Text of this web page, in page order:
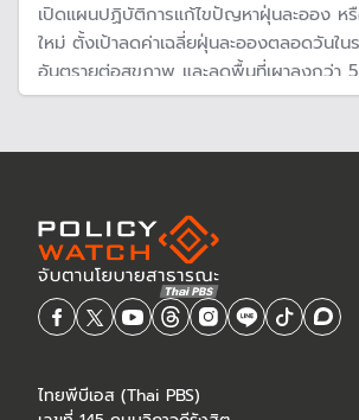
เปิดแผนปฏิบัติการแก้ไขปัญหาฝุ่นละออง ห
ใหม่ ตั้งเป้าลดค่าเฉลี่ยฝุ่นละอองตลอดวันใน
อันตรายต่อสุขภาพ และลดพื้นที่เผาลงกว่า
จัดตั้ง "เขตปลอดควันดำ" เก็บค่าธรรมเนียม
ไทยพีบีเอส (Thai PBS)